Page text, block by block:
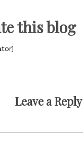
this blog
Leave a Reply